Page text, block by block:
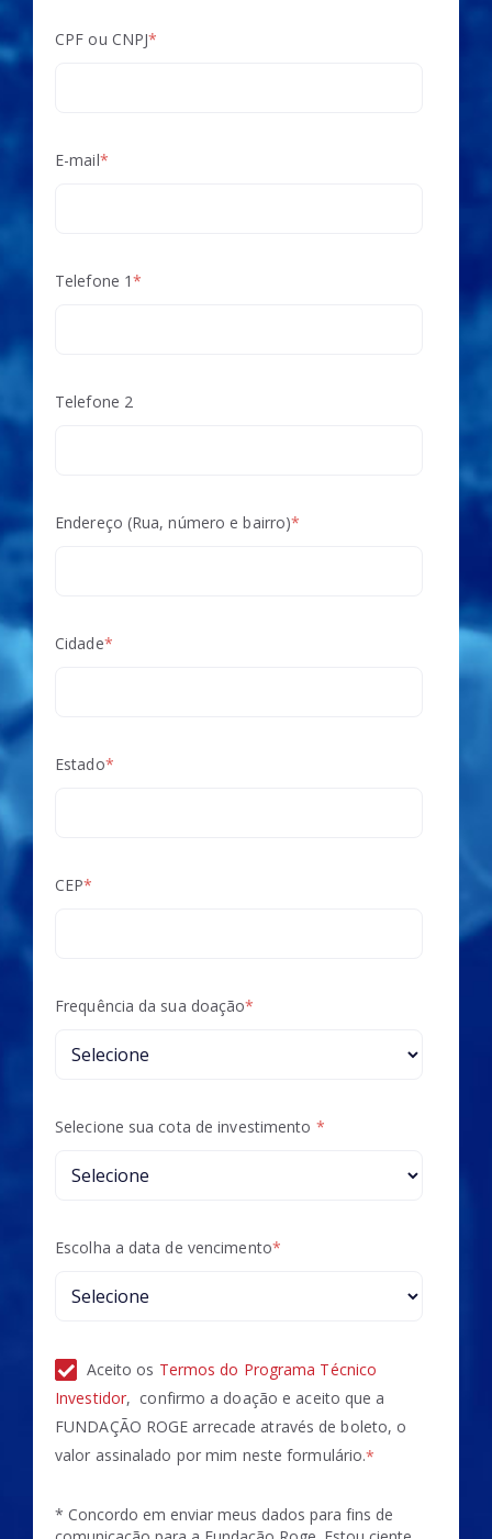
CPF ou CNPJ*
E-mail*
Telefone 1*
Telefone 2
Endereço (Rua, número e bairro)*
Cidade*
Estado*
CEP*
Frequência da sua doação*
Selecione sua cota de investimento *
Escolha a data de vencimento*
Aceito os Termos do Programa Técnico
Investidor, confirmo a doação e aceito que a
FUNDAÇÃO ROGE arrecade através de boleto, o
valor assinalado por mim neste formulário.*
* Concordo em enviar meus dados para fins de